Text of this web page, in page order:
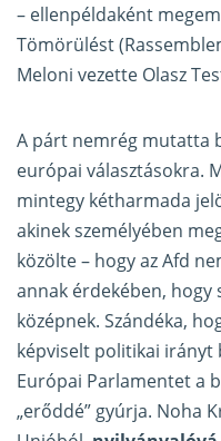
– ellenpéldaként
Tömörülést
Meloni vezette Olasz
A párt nemrég mutatta
európai választásokra.
mintegy kétharmada
akinek személyében
közölte – hogy az Afd
annak érdekében, hogy
középnek. Szándéka,
képviselt politikai irányt
Európai Parlamentet a
„erőddé” gyúrja. Noha